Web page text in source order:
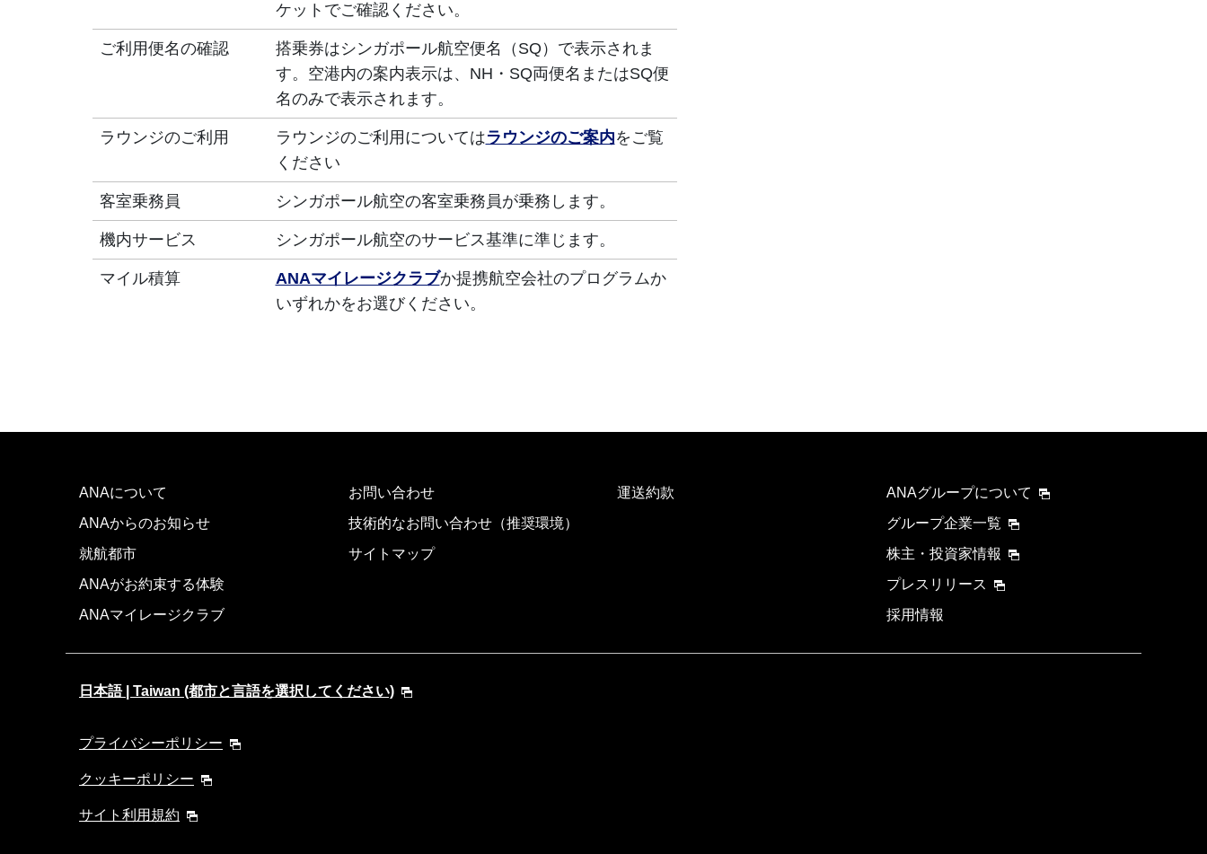
ケットでご確認ください。
ご利用便名の確認
搭乗券はシンガポール航空便名（SQ）で表示されま
す。空港内の案内表示は、NH・SQ両便名またはSQ便
名のみで表示されます。
ラウンジのご利用 ラウンジのご利用についてはラウンジのご案内をご覧
ください
客室乗務員 シンガポール航空の客室乗務員が乗務します。
機内サービス シンガポール航空のサービス基準に準じます。
マイル積算 ANAマイレージクラブか提携航空会社のプログラムか
いずれかをお選びください。
ANAについて
ANAからのお知らせ
就航都市
ANAがお約束する体験
ANAマイレージクラブ
お問い合わせ
技術的なお問い合わせ（推奨環境）
サイトマップ
運送約款
ANAグループについて
グループ企業一覧
株主・投資家情報
プレスリリース
採用情報
日本語 | Taiwan (都市と言語を選択してください)
プライバシーポリシー
クッキーポリシー
サイト利用規約